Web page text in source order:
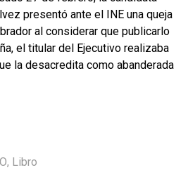
presentó ante el INE una queja
al considerar que publicarlo
el titular del Ejecutivo realizaba
la desacredita como abanderada
, Libro